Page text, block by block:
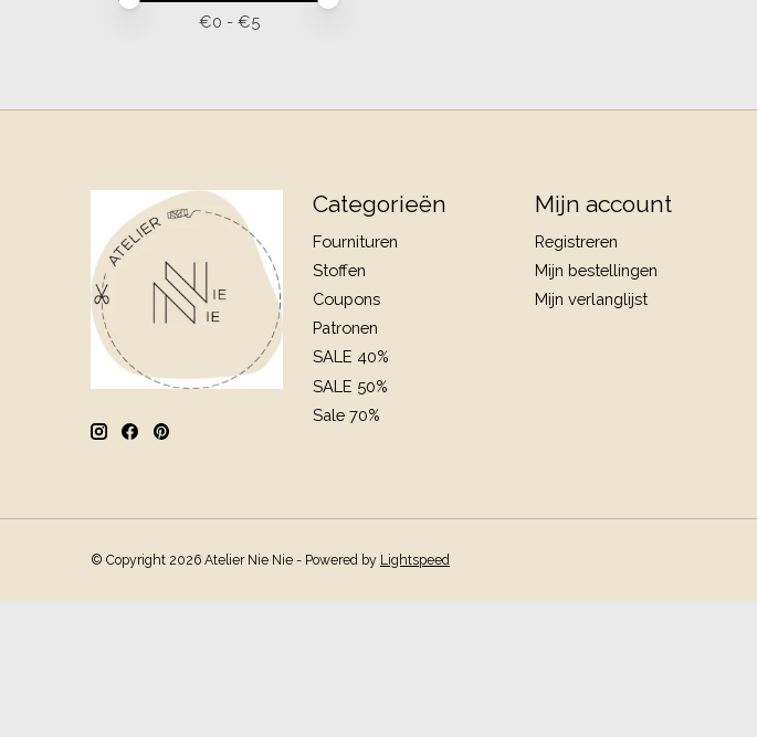
€0 - €5
Categorieën
Fournituren
Stoffen
Coupons
Patronen
SALE 40%
SALE 50%
Sale 70%
Mijn account
Registreren
Mijn bestellingen
Mijn verlanglijst
© Copyright 2026 Atelier Nie Nie - Powered by Lightspeed